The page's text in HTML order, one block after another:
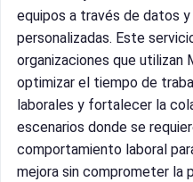
equipos a través de datos
personalizadas. Este
organizaciones que
optimizar el tiempo de
laborales y fortalecer la
escenarios donde se
comportamiento laboral
mejora sin comprometer la